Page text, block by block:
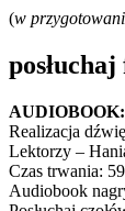
(w
AUDIOBOOK:
Realizacja
Lektorzy –
Czas trwania:
Audiobook